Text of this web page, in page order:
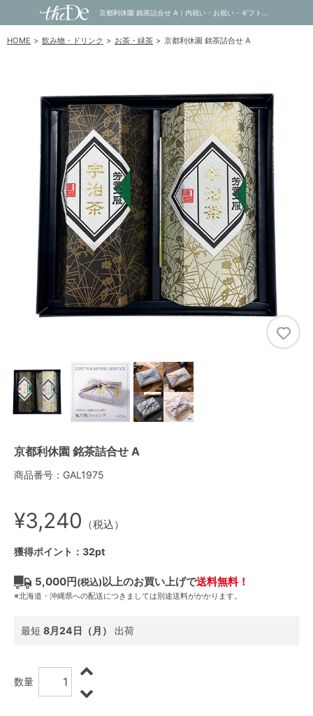
HOME 飲み物・ドリンク お茶・緑茶 京都利休園 銘茶詰合せ A
京都利休園 銘茶詰合せ A
商品番号：GAL1975
¥3,240 （税込）
獲得ポイント：32pt
5,000円(税込)以上のお買い上げで送料無料！
※北海道・沖縄県への配送につきましては別途送料がかかります。
最短 8月24日（月） 出荷
数量